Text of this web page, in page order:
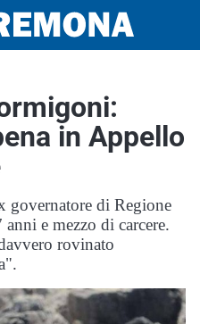
in Appello
governatore di Regione
e mezzo di carcere.
rovinato